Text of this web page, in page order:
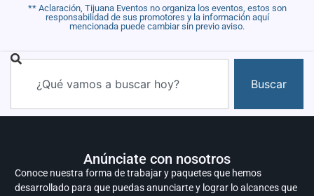
** Aclaración, Tijuana Eventos no organiza los eventos, estos son
responsabilidad de sus promotores y la información aquí
mencionada puede cambiar sin previo aviso.
Buscar
Anúnciate con nosotros
Conoce nuestra forma de trabajar y paquetes que hemos
desarrollado para que puedas anunciarte y lograr lo alcances que